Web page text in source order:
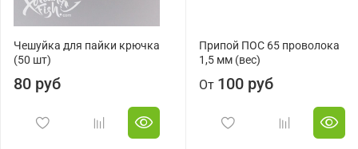
Чешуйка для пайки крючка
(50 шт)
80 руб
Припой ПОС 65 проволока
1,5 мм (вес)
От 100 руб